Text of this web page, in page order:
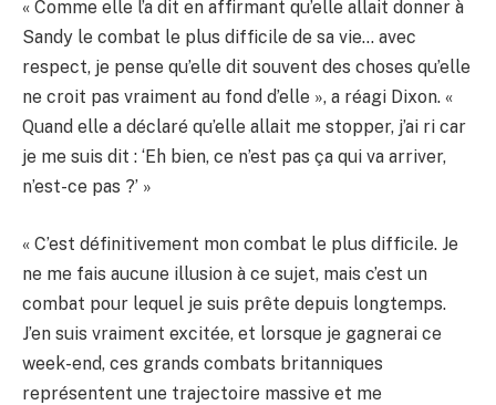
« Comme elle l’a dit en affirmant qu’elle allait donner à
Sandy le combat le plus difficile de sa vie… avec
respect, je pense qu’elle dit souvent des choses qu’elle
ne croit pas vraiment au fond d’elle », a réagi Dixon. «
Quand elle a déclaré qu’elle allait me stopper, j’ai ri car
je me suis dit : ‘Eh bien, ce n’est pas ça qui va arriver,
n’est-ce pas ?’ »
« C’est définitivement mon combat le plus difficile. Je
ne me fais aucune illusion à ce sujet, mais c’est un
combat pour lequel je suis prête depuis longtemps.
J’en suis vraiment excitée, et lorsque je gagnerai ce
week-end, ces grands combats britanniques
représentent une trajectoire massive et me